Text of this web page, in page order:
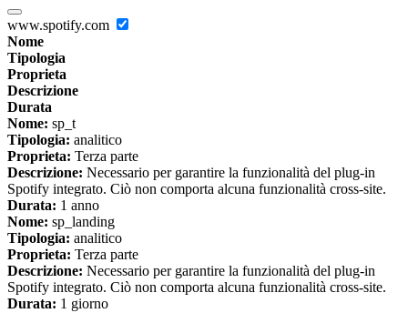
www.spotify.com
Nome
Tipologia
Proprieta
Descrizione
Durata
Nome: sp_t
Tipologia: analitico
Proprieta: Terza parte
Descrizione: Necessario per garantire la funzionalità del plug-in
Spotify integrato. Ciò non comporta alcuna funzionalità cross-site.
Durata: 1 anno
Nome: sp_landing
Tipologia: analitico
Proprieta: Terza parte
Descrizione: Necessario per garantire la funzionalità del plug-in
Spotify integrato. Ciò non comporta alcuna funzionalità cross-site.
Durata: 1 giorno